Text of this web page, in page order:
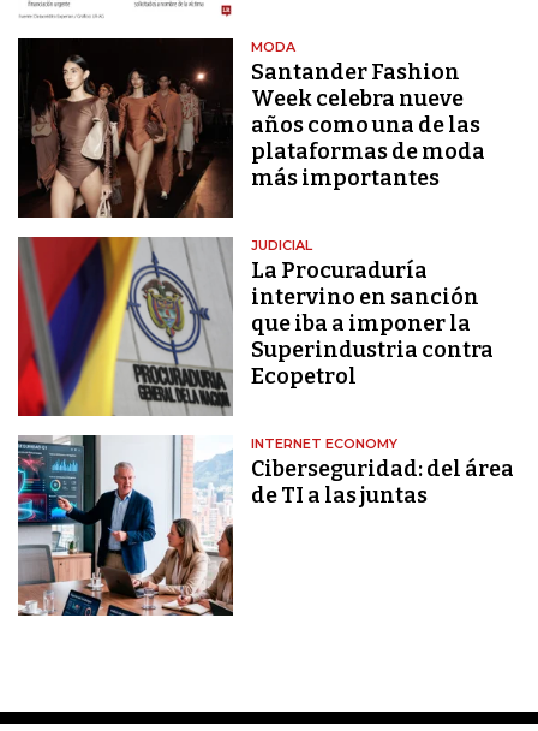
MODA
Santander Fashion
Week celebra nueve
años como una de las
plataformas de moda
más importantes
JUDICIAL
La Procuraduría
intervino en sanción
que iba a imponer la
Superindustria contra
Ecopetrol
INTERNET ECONOMY
Ciberseguridad: del área
de TI a las juntas